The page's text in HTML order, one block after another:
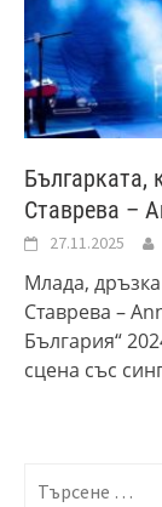
Българката,
Ставрева –
27.11.2025
Млада,
Ставрева –
България“
сцена със